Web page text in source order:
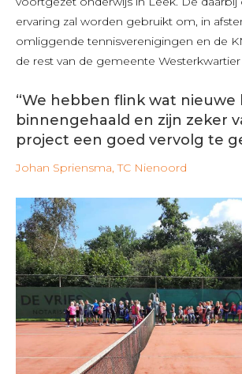
ervaring zal worden gebruikt om, in
omliggende tennisverenigingen en de
de rest van de gemeente
“We hebben flink wat nieuwe
binnengehaald en zijn zeker
project een goed vervolg te
Johan Spriensma, TC Nienoord